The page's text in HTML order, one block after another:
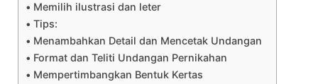
Memilih ilustrasi dan leter
Tips:
Menambahkan Detail dan Mencetak Undangan
Format dan Teliti Undangan Pernikahan
Mempertimbangkan Bentuk Kertas